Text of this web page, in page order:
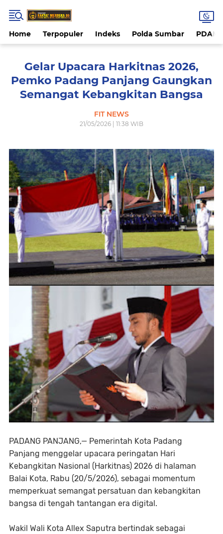
Home Terpopuler Indeks Polda Sumbar PDAM
Gelar Upacara Harkitnas 2026,
Pemko Padang Panjang Gaungkan
Semangat Kebangkitan Bangsa
FIT NEWS
21/05/2026 | 11:38 WIB
PADANG PANJANG,— Pemerintah Kota Padang
Panjang menggelar upacara peringatan Hari
Kebangkitan Nasional (Harkitnas) 2026 di halaman
Balai Kota, Rabu (20/5/2026), sebagai momentum
memperkuat semangat persatuan dan kebangkitan
bangsa di tengah tantangan era digital.
Wakil Wali Kota Allex Saputra bertindak sebagai